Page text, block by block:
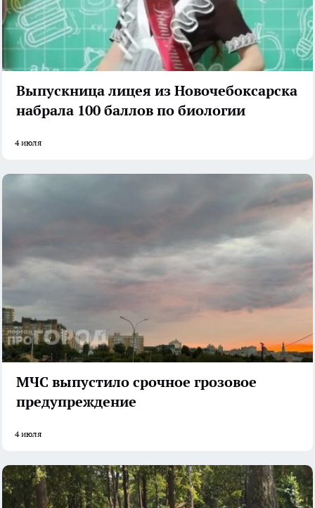
Выпускница лицея из Новочебоксарска
набрала 100 баллов по биологии
4 июля
МЧС выпустило срочное грозовое
предупреждение
4 июля